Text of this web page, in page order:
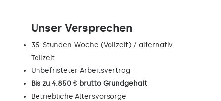
Unser Versprechen
35-Stunden-Woche (Vollzeit) / alternativ
Teilzeit
Unbefristeter Arbeitsvertrag
Bis zu 4.850 € brutto Grundgehalt
Betriebliche Altersvorsorge